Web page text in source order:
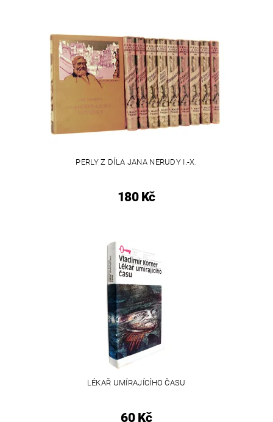
PERLY Z DÍLA JANA NERUDY I.-X.
180 Kč
LÉKAŘ UMÍRAJÍCÍHO ČASU
60 Kč